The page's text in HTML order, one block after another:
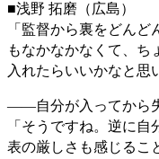
■浅野 拓磨（広島）
「監督から裏をどん
もなかなかなくて、ち
入れたらいいかなと思
――自分が入ってから
「そうですね。逆に
表の厳しさも感じるこ